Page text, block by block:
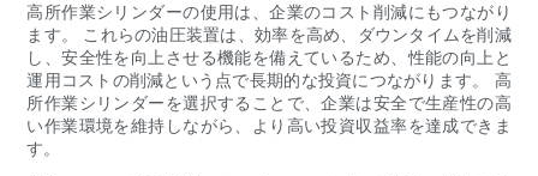
高所作業シリンダーの使用は、企業のコスト削減にもつながり
ます。 これらの油圧装置は、効率を高め、ダウンタイムを削減
し、安全性を向上させる機能を備えているため、性能の向上と
運用コストの削減という点で長期的な投資につながります。 高
所作業シリンダーを選択することで、企業は安全で生産性の高
い作業環境を維持しながら、より高い投資収益率を達成できま
す。